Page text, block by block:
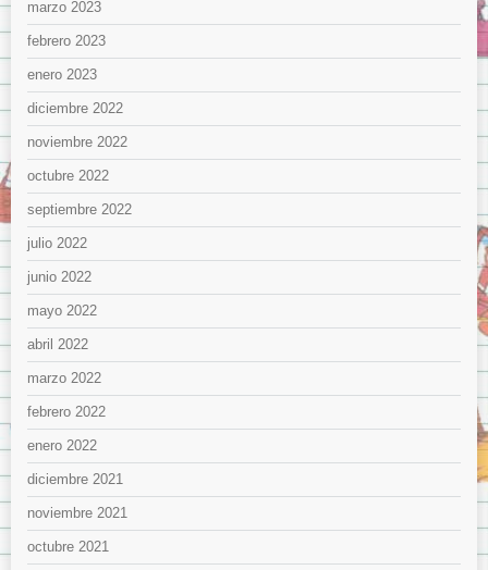
marzo 2023
febrero 2023
enero 2023
diciembre 2022
noviembre 2022
octubre 2022
septiembre 2022
julio 2022
junio 2022
mayo 2022
abril 2022
marzo 2022
febrero 2022
enero 2022
diciembre 2021
noviembre 2021
octubre 2021